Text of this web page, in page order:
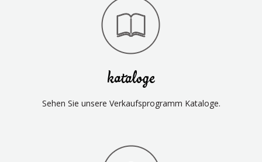
kataloge
Sehen Sie unsere Verkaufsprogramm Kataloge.